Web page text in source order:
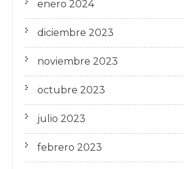
enero 2024
diciembre 2023
noviembre 2023
octubre 2023
julio 2023
febrero 2023